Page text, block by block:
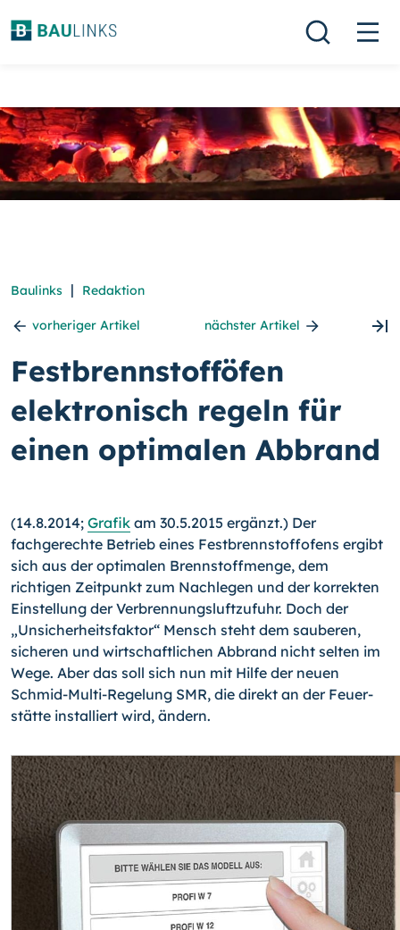
Baulinks | Redaktion
vorheriger Artikel nächster Artikel
Festbrennstofföfen
elektronisch regeln für
einen optimalen Abbrand
(14.8.2014; Grafik am 30.5.2015 ergänzt.) Der
fachgerechte Betrieb eines Festbrenn­stoffofens ergibt
sich aus der optimalen Brennstoffmenge, dem
richtigen Zeitpunkt zum Nachlegen und der korrekten
Einstellung der Verbrennungsluftzufuhr. Doch der
„Unsicherheitsfaktor“ Mensch steht dem sauberen,
sicheren und wirtschaftlichen Ab­brand nicht selten im
Wege. Aber das soll sich nun mit Hilfe der neuen
Schmid-Multi-Regelung SMR, die direkt an der Feuer­
stätte installiert wird, ändern.